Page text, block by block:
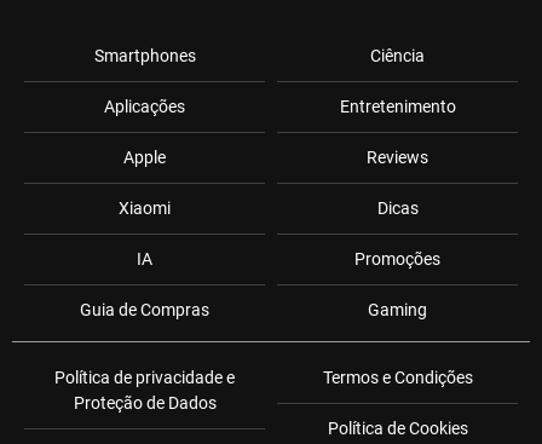
Smartphones
Aplicações
Apple
Xiaomi
IA
Guia de Compras
Ciência
Entretenimento
Reviews
Dicas
Promoções
Gaming
Política de privacidade e
Proteção de Dados
Termos e Condições
Política de Cookies